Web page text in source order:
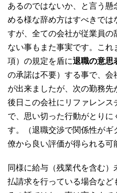
あるのではないか、と言う
める様な辞め方はすべきで
すが、全ての会社が従業員の
ない事もまた事実です。こ
項）の規定を盾に退職の意思
の承諾は不要）する事で、
が出来ましたが、次の勤務先
後日この会社にリファレン
で、思い切った行動がとりに
す。（退職交渉で関係性がギ
僚から良い評価が得られる可
同様に給与（残業代を含む
払請求を行っている場合など